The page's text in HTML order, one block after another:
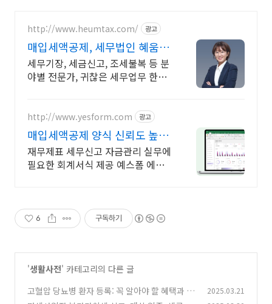
http://www.heumtax.com/ 광고
매입세액공제, 세무법인 혜움 실
시간 카톡 상담 지원
세무기장, 세금신고, 조세불복 등 분
야별 전문가, 귀찮은 세무업무 한번
http://www.yesform.com 광고
매입세액공제 양식 신뢰도 높은
회계자료
재무제표 세무신고 자금관리 실무에
필요한 회계서식 제공 예스폼 에디
6 구독하기
'생활사전' 카테고리의 다른 글
고혈압 당뇨병 환자 등록: 꼭 알아야 할 혜택과 신
2025.03.21